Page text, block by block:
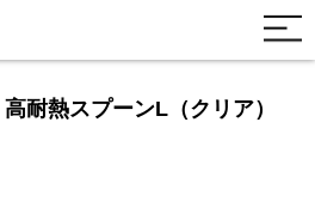
耐熱スプーンL（クリア）